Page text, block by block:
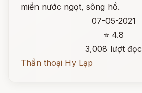
miền nước ngọt, sông hồ.
07-05-2021
⭐ 4.8
3,008 lượt đọc
Thần thoại Hy Lạp